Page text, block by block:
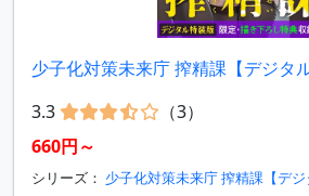
少子化対策未来庁 搾精課【デジタ
3.3
（3）
660円～
シリーズ： 少子化対策未来庁 搾精課【デジ